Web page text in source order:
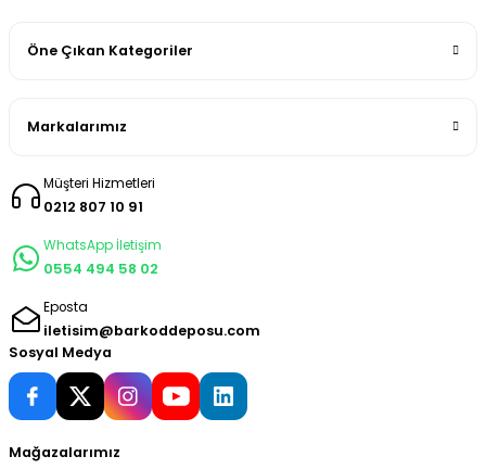
Öne Çıkan Kategoriler
Markalarımız
Müşteri Hizmetleri
0212 807 10 91
WhatsApp İletişim
0554 494 58 02
Eposta
iletisim@barkoddeposu.com
Sosyal Medya
Mağazalarımız